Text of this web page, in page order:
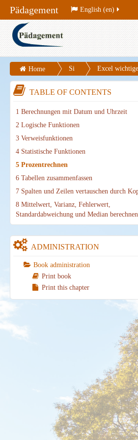
Pädagement English (en)
Home
Si
te
pa
ge
s
Excel
TABLE OF CONTENTS
1 Berechnungen mit Datum und Uhrzeit
2 Logische Funktionen
3 Verweisfunktionen
4 Statistische Funktionen
5 Prozentrechnen
6 Tabellen zusammenfassen
7 Spalten und Zeilen vertauschen durch
8 Mittelwert, Varianz, Fehlerwert,
Standardabweichung und Median berechnen
ADMINISTRATION
Book administration
Print book
Print this chapter